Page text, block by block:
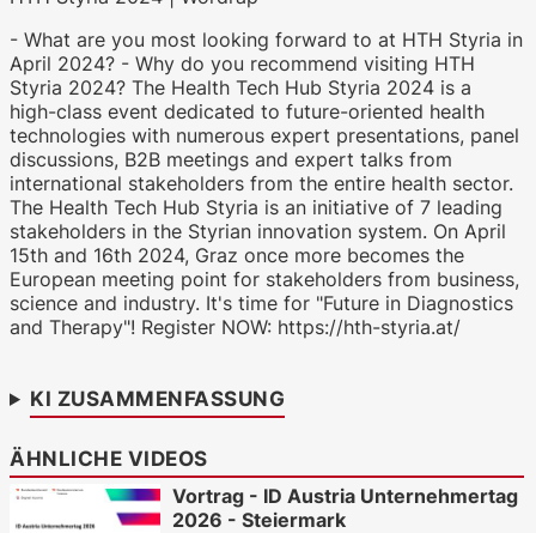
- What are you most looking forward to at HTH Styria in
April 2024? - Why do you recommend visiting HTH
Styria 2024? The Health Tech Hub Styria 2024 is a
high-class event dedicated to future-oriented health
technologies with numerous expert presentations, panel
discussions, B2B meetings and expert talks from
international stakeholders from the entire health sector.
The Health Tech Hub Styria is an initiative of 7 leading
stakeholders in the Styrian innovation system. On April
15th and 16th 2024, Graz once more becomes the
European meeting point for stakeholders from business,
science and industry. It's time for "Future in Diagnostics
and Therapy"! Register NOW: https://hth-styria.at/
KI ZUSAMMENFASSUNG
ÄHNLICHE VIDEOS
Vortrag - ID Austria Unternehmertag
2026 - Steiermark
WKO.tv KI (lokales LLM gemma-4-
26b-a4b-it, Blackwell)